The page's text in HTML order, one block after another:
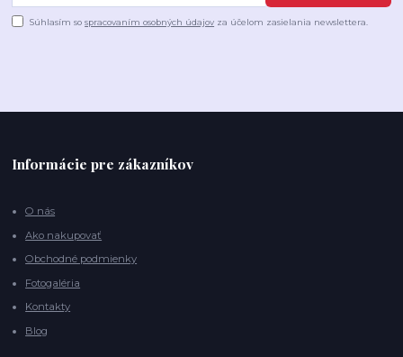
Súhlasím sospracovaním osobných údajov za účelom zasielania newslettera.
Informácie pre zákazníkov
O nás
Ako nakupovať
Obchodné podmienky
Fotogaléria
Kontakty
Blog